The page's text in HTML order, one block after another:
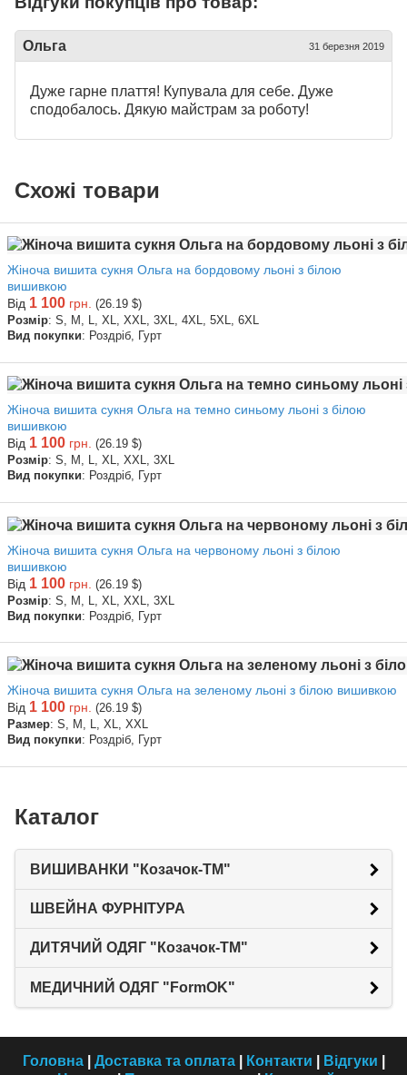
Ольга 31 березня 2019
Дуже гарне плаття! Купувала для себе. Дуже
сподобалось. Дякую майстрам за роботу!
Схожі товари
Жіноча вишита сукня Ольга на бордовому льоні з білою
вишивкою
Від 1 100 грн. (26.19 $)
Розмір: S, M, L, XL, XXL, 3XL, 4XL, 5XL, 6XL
Вид покупки: Роздріб, Гурт
Жіноча вишита сукня Ольга на темно синьому льоні з білою
вишивкою
Від 1 100 грн. (26.19 $)
Розмір: S, M, L, XL, XXL, 3XL
Вид покупки: Роздріб, Гурт
Жіноча вишита сукня Ольга на червоному льоні з білою
вишивкою
Від 1 100 грн. (26.19 $)
Розмір: S, M, L, XL, XXL, 3XL
Вид покупки: Роздріб, Гурт
Жіноча вишита сукня Ольга на зеленому льоні з білою вишивкою
Від 1 100 грн. (26.19 $)
Размер: S, M, L, XL, XXL
Вид покупки: Роздріб, Гурт
Каталог
ВИШИВАНКИ "Козачок-ТМ"
ШВЕЙНА ФУРНІТУРА
ДИТЯЧИЙ ОДЯГ "Козачок-ТМ"
МЕДИЧНИЙ ОДЯГ "FormOK"
Головна| Доставка та оплата| Контакти Відгуки